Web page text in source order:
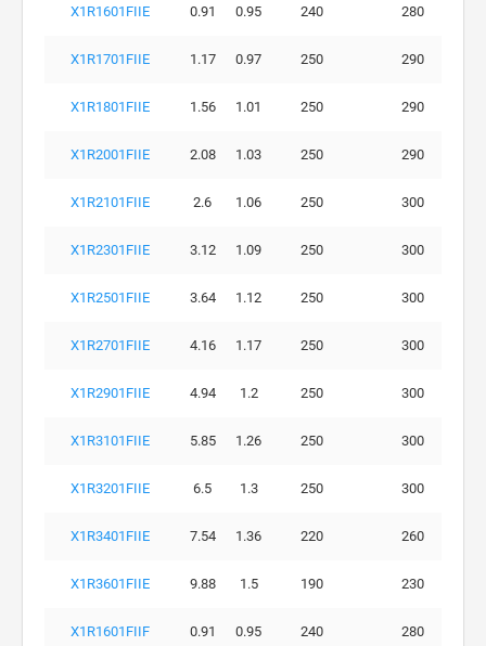
X1R1601FIIE 0.91 0.95 240 280
X1R1701FIIE 1.17 0.97 250 290
X1R1801FIIE 1.56 1.01 250 290
X1R2001FIIE 2.08 1.03 250 290
X1R2101FIIE 2.6 1.06 250 300
X1R2301FIIE 3.12 1.09 250 300
X1R2501FIIE 3.64 1.12 250 300
X1R2701FIIE 4.16 1.17 250 300
X1R2901FIIE 4.94 1.2 250 300
X1R3101FIIE 5.85 1.26 250 300
X1R3201FIIE 6.5 1.3 250 300
X1R3401FIIE 7.54 1.36 220 260
X1R3601FIIE 9.88 1.5 190 230
X1R1601FIIF 0.91 0.95 240 280